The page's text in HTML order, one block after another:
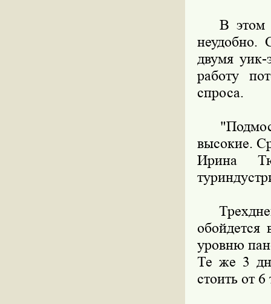
В этом
неудобно.
двумя уик-
работу
спроса.
высокие.
Ирина
уровню
Те же 3
стоить от